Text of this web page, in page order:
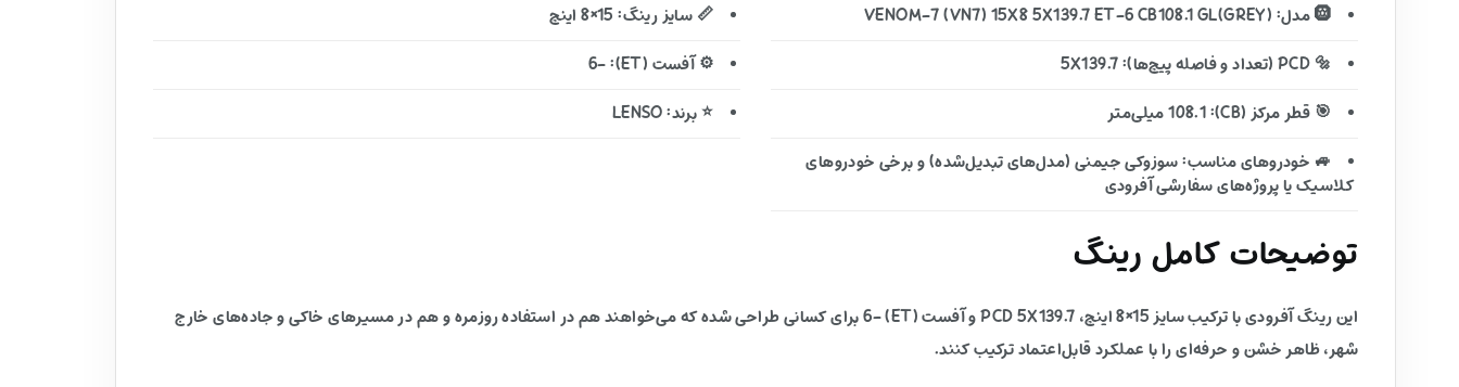
🛞 مدل: VENOM-7 (VN7) 15X8 5X139.7 ET-6 CB108.1 GL(GREY)
📏 سایز رینگ: 15×8 اینچ
🔩 PCD (تعداد و فاصله پیچ‌ها): 5X139.7
⚙️ آفست (ET): -6
🎯 قطر مرکز (CB): 108.1 میلی‌متر
⭐ برند: LENSO
🚙 خودروهای مناسب: سوزوکی جیمنی (مدل‌های تبدیل‌شده) و برخی خودروهای
کلاسیک یا پروژه‌های سفارشی آفرودی
توضیحات کامل رینگ
این رینگ آفرودی با ترکیب سایز 15×8 اینچ، PCD 5X139.7 و آفست (ET) -6 برای کسانی طراحی شده که می‌خواهند هم در استفاده روزمره و هم در مسیرهای خاکی و جاده‌های خارج
شهر، ظاهر خشن و حرفه‌ای را با عملکرد قابل‌اعتماد ترکیب کنند.